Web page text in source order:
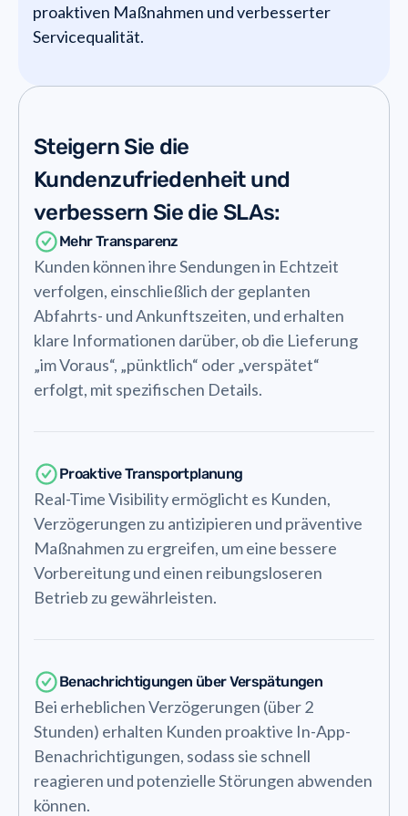
proaktiven Maßnahmen und verbesserter
Servicequalität.
Steigern Sie die
Kundenzufriedenheit und
verbessern Sie die SLAs:
Mehr Transparenz
Kunden können ihre Sendungen in Echtzeit
verfolgen, einschließlich der geplanten
Abfahrts- und Ankunftszeiten, und erhalten
klare Informationen darüber, ob die Lieferung
„im Voraus“, „pünktlich“ oder „verspätet“
erfolgt, mit spezifischen Details.
Proaktive Transportplanung
Real-Time Visibility ermöglicht es Kunden,
Verzögerungen zu antizipieren und präventive
Maßnahmen zu ergreifen, um eine bessere
Vorbereitung und einen reibungsloseren
Betrieb zu gewährleisten.
Benachrichtigungen über Verspätungen
Bei erheblichen Verzögerungen (über 2
Stunden) erhalten Kunden proaktive In-App-
Benachrichtigungen, sodass sie schnell
reagieren und potenzielle Störungen abwenden
können.